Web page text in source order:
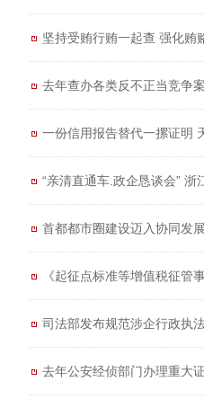
坚持受贿行贿一起查 强化贿
去年查办各类反不正当竞争
一份信用报告替代一摞证明
“亲清直通车.政企恳谈会”
首都都市圈建设迈入协同发
《起征点标准等增值税征管
司法部发布规范涉企行政执
去年公安经侦部门办理重大